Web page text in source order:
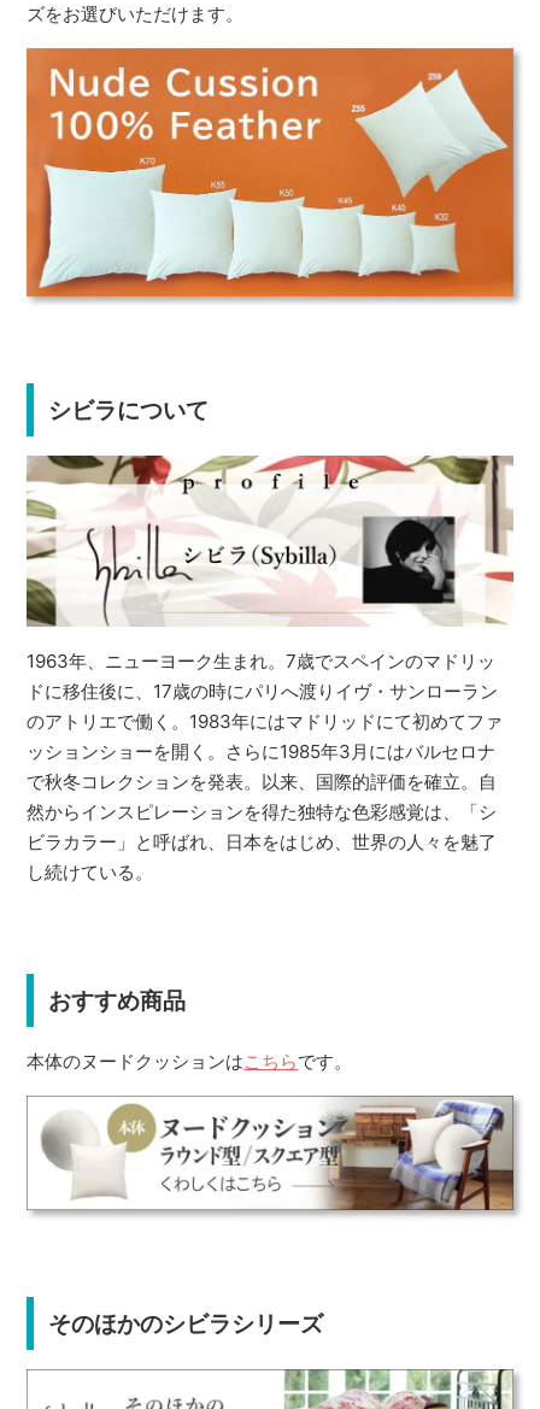
ズをお選びいただけます。
シビラについて
1963年、ニューヨーク生まれ。7歳でスペインのマドリッ
ドに移住後に、17歳の時にパリへ渡りイヴ・サンローラン
のアトリエで働く。1983年にはマドリッドにて初めてファ
ッションショーを開く。さらに1985年3月にはバルセロナ
で秋冬コレクションを発表。以来、国際的評価を確立。自
然からインスピレーションを得た独特な色彩感覚は、「シ
ビラカラー」と呼ばれ、日本をはじめ、世界の人々を魅了
し続けている。
おすすめ商品
本体のヌードクッションはこちらです。
そのほかのシビラシリーズ